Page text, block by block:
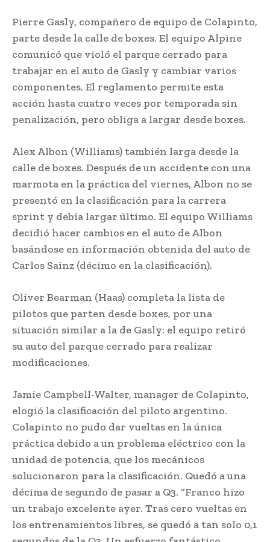
Pierre Gasly, compañero de equipo de Colapinto,
parte desde la calle de boxes. El equipo Alpine
comunicó que violó el parque cerrado para
trabajar en el auto de Gasly y cambiar varios
componentes. El reglamento permite esta
acción hasta cuatro veces por temporada sin
penalización, pero obliga a largar desde boxes.
Alex Albon (Williams) también larga desde la
calle de boxes. Después de un accidente con una
marmota en la práctica del viernes, Albon no se
presentó en la clasificación para la carrera
sprint y debía largar último. El equipo Williams
decidió hacer cambios en el auto de Albon
basándose en información obtenida del auto de
Carlos Sainz (décimo en la clasificación).
Oliver Bearman (Haas) completa la lista de
pilotos que parten desde boxes, por una
situación similar a la de Gasly: el equipo retiró
su auto del parque cerrado para realizar
modificaciones.
Jamie Campbell-Walter, manager de Colapinto,
elogió la clasificación del piloto argentino.
Colapinto no pudo dar vueltas en la única
práctica debido a un problema eléctrico con la
unidad de potencia, que los mecánicos
solucionaron para la clasificación. Quedó a una
décima de segundo de pasar a Q3. “Franco hizo
un trabajo excelente ayer. Tras cero vueltas en
los entrenamientos libres, se quedó a tan solo 0,1